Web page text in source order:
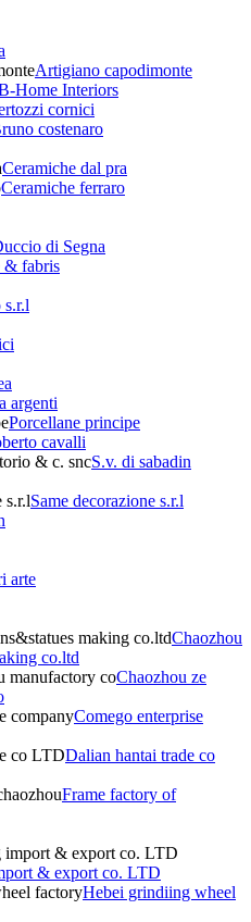
Artigiano capodimonte
Home Interiors
cornici
costenaro
Ceramiche dal pra
Ceramiche ferraro
di Segna
& fabris
s.r.l
argenti
Porcellane principe
cavalli
S.v. di sabadin
Same decorazione s.r.l
arte
Chaozhou
co.ltd
Chaozhou ze
Comego enterprise
Dalian hantai trade co
Frame factory of
& export co. LTD
Hebei grindiing wheel